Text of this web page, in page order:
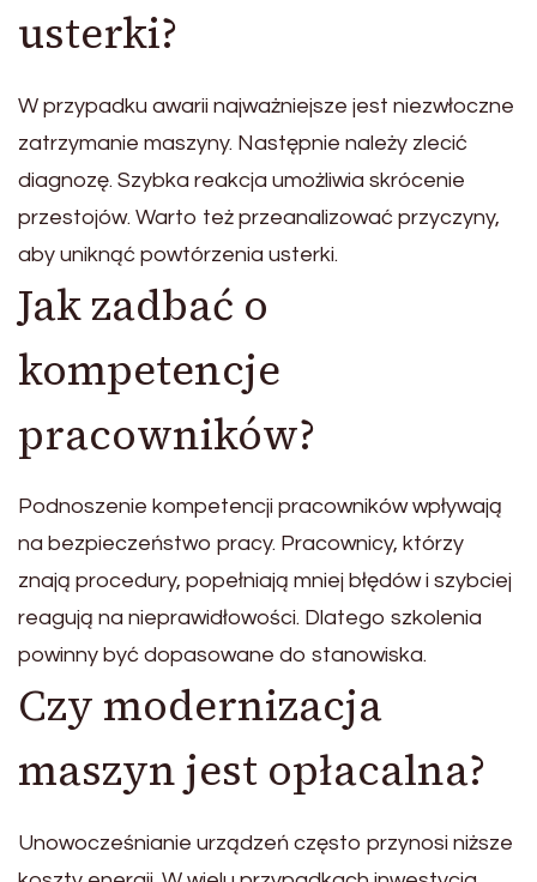
usterki?
W przypadku awarii najważniejsze jest niezwłoczne
zatrzymanie maszyny. Następnie należy zlecić
diagnozę. Szybka reakcja umożliwia skrócenie
przestojów. Warto też przeanalizować przyczyny,
aby uniknąć powtórzenia usterki.
Jak zadbać o
kompetencje
pracowników?
Podnoszenie kompetencji pracowników wpływają
na bezpieczeństwo pracy. Pracownicy, którzy
znają procedury, popełniają mniej błędów i szybciej
reagują na nieprawidłowości. Dlatego szkolenia
powinny być dopasowane do stanowiska.
Czy modernizacja
maszyn jest opłacalna?
Unowocześnianie urządzeń często przynosi niższe